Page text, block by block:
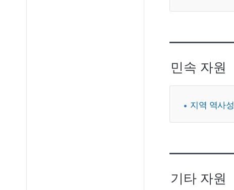
민속 자원
지역 역사성
기타 자원